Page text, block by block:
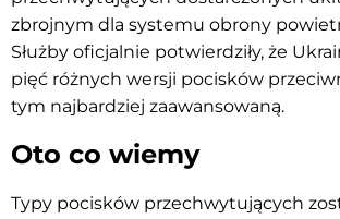
zbrojnym dla systemu obrony
Służby oficjalnie potwierdziły, że
pięć różnych wersji pocisków
tym najbardziej zaawansowaną.
Oto co wiemy
Typy pocisków przechwytujących